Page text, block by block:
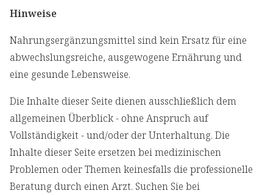
Hinweise
Nahrungsergänzungsmittel sind kein Ersatz für eine
abwechslungsreiche, ausgewogene Ernährung und
eine gesunde Lebensweise.
Die Inhalte dieser Seite dienen ausschließlich dem
allgemeinen Überblick - ohne Anspruch auf
Vollständigkeit - und/oder der Unterhaltung. Die
Inhalte dieser Seite ersetzen bei medizinischen
Problemen oder Themen keinesfalls die professionelle
Beratung durch einen Arzt. Suchen Sie bei